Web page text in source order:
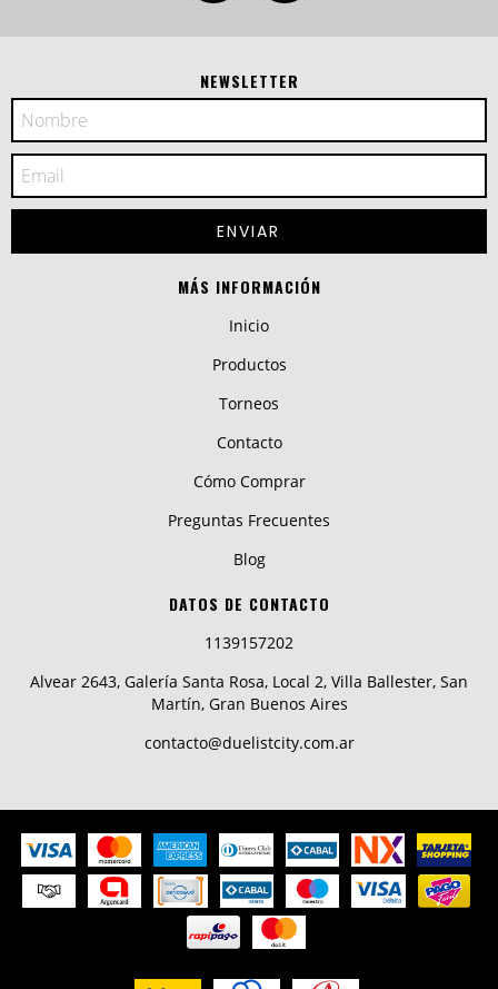
NEWSLETTER
MÁS INFORMACIÓN
Inicio
Productos
Torneos
Contacto
Cómo Comprar
Preguntas Frecuentes
Blog
DATOS DE CONTACTO
1139157202
Alvear 2643, Galería Santa Rosa, Local 2, Villa Ballester, San
Martín, Gran Buenos Aires
contacto@duelistcity.com.ar